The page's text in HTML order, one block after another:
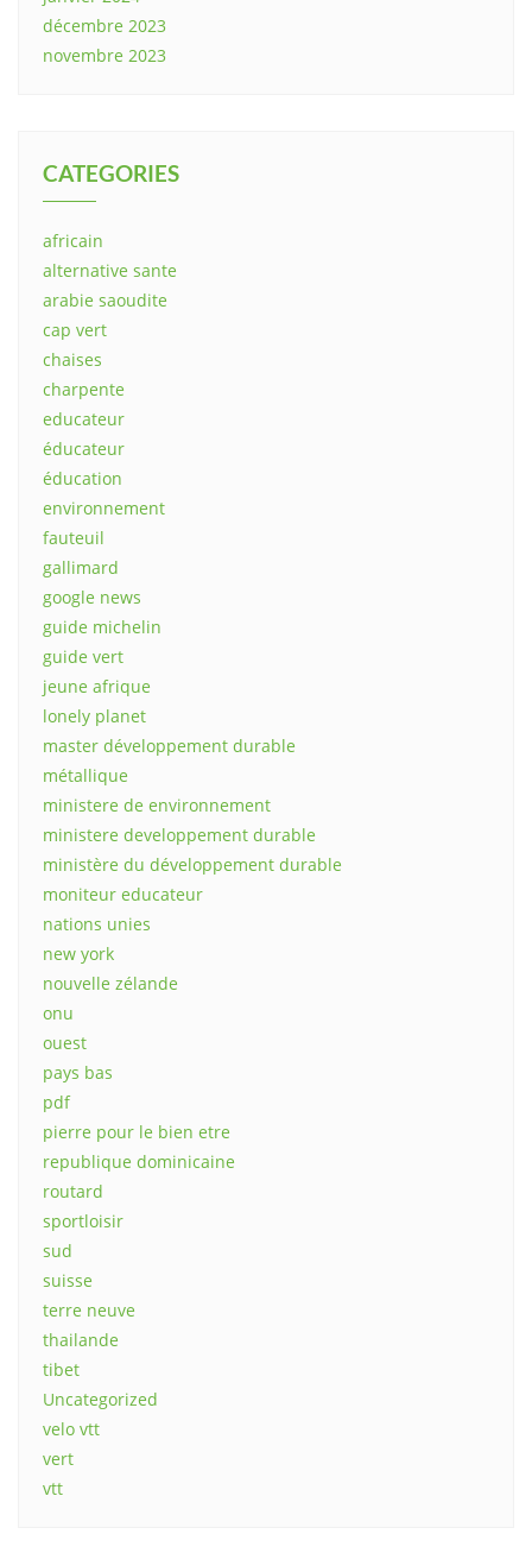
décembre 2023
novembre 2023
CATEGORIES
africain
alternative sante
arabie saoudite
cap vert
chaises
charpente
educateur
éducateur
éducation
environnement
fauteuil
gallimard
google news
guide michelin
guide vert
jeune afrique
lonely planet
master développement durable
métallique
ministere de environnement
ministere developpement durable
ministère du développement durable
moniteur educateur
nations unies
new york
nouvelle zélande
onu
ouest
pays bas
pdf
pierre pour le bien etre
republique dominicaine
routard
sportloisir
sud
suisse
terre neuve
thailande
tibet
Uncategorized
velo vtt
vert
vtt